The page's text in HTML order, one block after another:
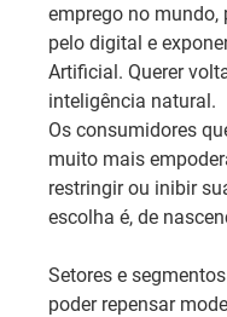
emprego no
pelo digital e
Artificial. Querer
inteligência natural.
Os consumidores
muito mais
restringir ou inibir
escolha é, de
Setores e
poder repensar